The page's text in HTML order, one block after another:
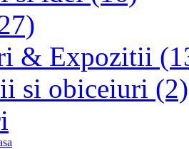
& Expozitii
si obiceiuri (2)